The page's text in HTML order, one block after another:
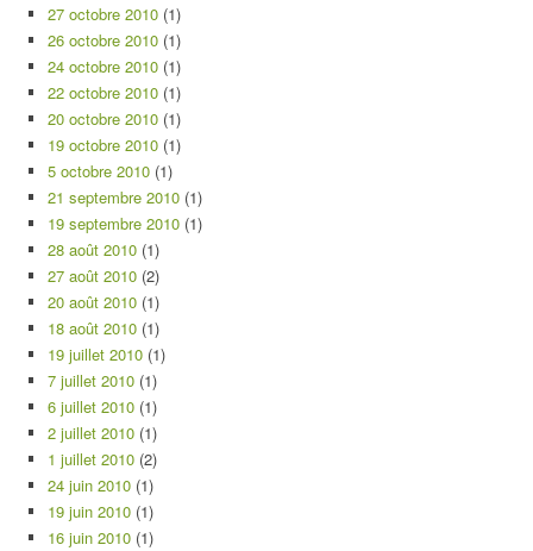
27 octobre 2010 (1)
26 octobre 2010 (1)
24 octobre 2010 (1)
22 octobre 2010 (1)
20 octobre 2010 (1)
19 octobre 2010 (1)
5 octobre 2010 (1)
21 septembre 2010 (1)
19 septembre 2010 (1)
28 août 2010 (1)
27 août 2010 (2)
20 août 2010 (1)
18 août 2010 (1)
19 juillet 2010 (1)
7 juillet 2010 (1)
6 juillet 2010 (1)
2 juillet 2010 (1)
1 juillet 2010 (2)
24 juin 2010 (1)
19 juin 2010 (1)
16 juin 2010 (1)